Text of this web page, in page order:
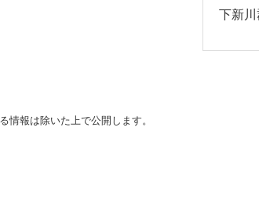
報は除いた上で公開します。
下新